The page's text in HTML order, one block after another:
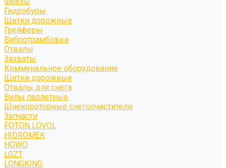
Гидробуры
Щетки дорожные
Грейферы
Вибротрамбовки
Отвалы
Захваты
Коммунальное оборудование
Щетки дорожные
Отвалы для снега
Вилы паллетные
Шнекороторные снегоочистители
Запчасти
FOTON LOVOL
HIDROMEK
HOWO
LGZT
LONGKING